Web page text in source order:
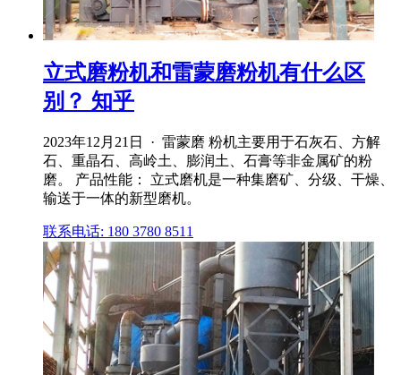
立式磨粉机和雷蒙磨粉机有什么区
别？ 知乎
2023年12月21日 · 雷蒙磨 粉机主要用于石灰石、方解
石、重晶石、高岭土、膨润土、石膏等非金属矿的粉
磨。 产品性能： 立式磨机是一种集磨矿、分级、干燥、
输送于一体的新型磨机。
联系电话: 180 3780 8511